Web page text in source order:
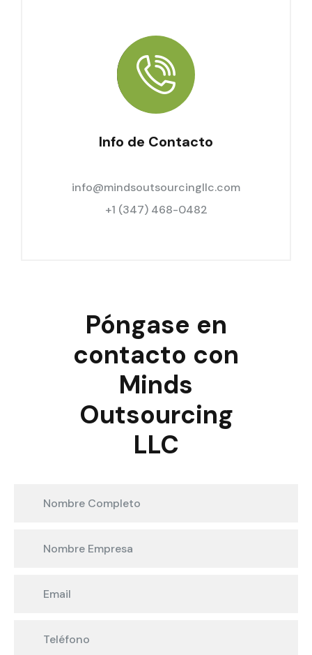
Info de Contacto
info@mindsoutsourcingllc.com
+1 (347) 468-0482
Póngase en
contacto con
Minds
Outsourcing
LLC